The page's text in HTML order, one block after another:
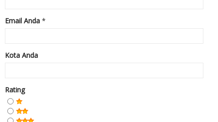
Email Anda *
Kota Anda
Rating